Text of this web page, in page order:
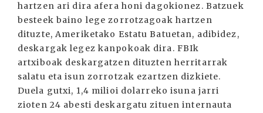
hartzen ari dira afera honi dagokionez. Batzuek
besteek baino lege zorrotzagoak hartzen
dituzte, Ameriketako Estatu Batuetan, adibidez,
deskargak legez kanpokoak dira. FBIk
artxiboak deskargatzen dituzten herritarrak
salatu eta isun zorrotzak ezartzen dizkiete.
Duela gutxi, 1,4 milioi dolarreko isuna jarri
zioten 24 abesti deskargatu zituen internauta